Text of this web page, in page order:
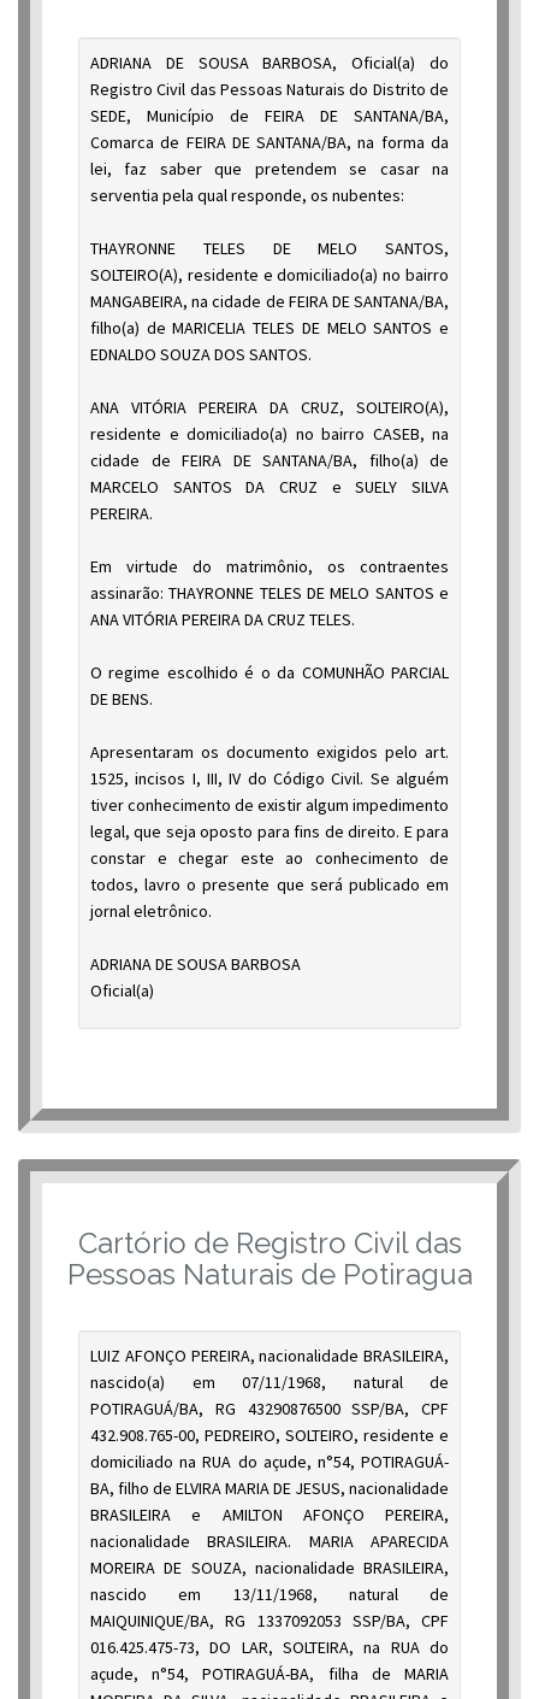
ADRIANA DE SOUSA BARBOSA, Oficial(a) do
Registro Civil das Pessoas Naturais do Distrito de
SEDE, Município de FEIRA DE SANTANA/BA,
Comarca de FEIRA DE SANTANA/BA, na forma da
lei, faz saber que pretendem se casar na
serventia pela qual responde, os nubentes:
THAYRONNE TELES DE MELO SANTOS,
SOLTEIRO(A), residente e domiciliado(a) no bairro
MANGABEIRA, na cidade de FEIRA DE SANTANA/BA,
filho(a) de MARICELIA TELES DE MELO SANTOS e
EDNALDO SOUZA DOS SANTOS.
ANA VITÓRIA PEREIRA DA CRUZ, SOLTEIRO(A),
residente e domiciliado(a) no bairro CASEB, na
cidade de FEIRA DE SANTANA/BA, filho(a) de
MARCELO SANTOS DA CRUZ e SUELY SILVA
PEREIRA.
Em virtude do matrimônio, os contraentes
assinarão: THAYRONNE TELES DE MELO SANTOS e
ANA VITÓRIA PEREIRA DA CRUZ TELES.
O regime escolhido é o da COMUNHÃO PARCIAL
DE BENS.
Apresentaram os documento exigidos pelo art.
1525, incisos I, III, IV do Código Civil. Se alguém
tiver conhecimento de existir algum impedimento
legal, que seja oposto para fins de direito. E para
constar e chegar este ao conhecimento de
todos, lavro o presente que será publicado em
jornal eletrônico.
ADRIANA DE SOUSA BARBOSA
Oficial(a)
Cartório de Registro Civil das
Pessoas Naturais de Potiragua
LUIZ AFONÇO PEREIRA, nacionalidade BRASILEIRA,
nascido(a) em 07/11/1968, natural de
POTIRAGUÁ/BA, RG 43290876500 SSP/BA, CPF
432.908.765-00, PEDREIRO, SOLTEIRO, residente e
domiciliado na RUA do açude, n°54, POTIRAGUÁ-
BA, filho de ELVIRA MARIA DE JESUS, nacionalidade
BRASILEIRA e AMILTON AFONÇO PEREIRA,
nacionalidade BRASILEIRA. MARIA APARECIDA
MOREIRA DE SOUZA, nacionalidade BRASILEIRA,
nascido em 13/11/1968, natural de
MAIQUINIQUE/BA, RG 1337092053 SSP/BA, CPF
016.425.475-73, DO LAR, SOLTEIRA, na RUA do
açude, n°54, POTIRAGUÁ-BA, filha de MARIA